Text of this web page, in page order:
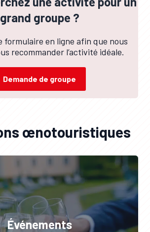
grand groupe ?
formulaire en ligne afin que nous
recommander l’activité idéale.
Demande de groupe
œnotouristiques
Événements